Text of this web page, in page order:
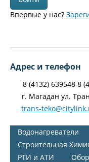
Впервые у нас?
Адрес и телефон
8 (4132) 639548 8
г. Магадан ул.
trans-
Водонагреватели
Строительная
РТИ и АТИ